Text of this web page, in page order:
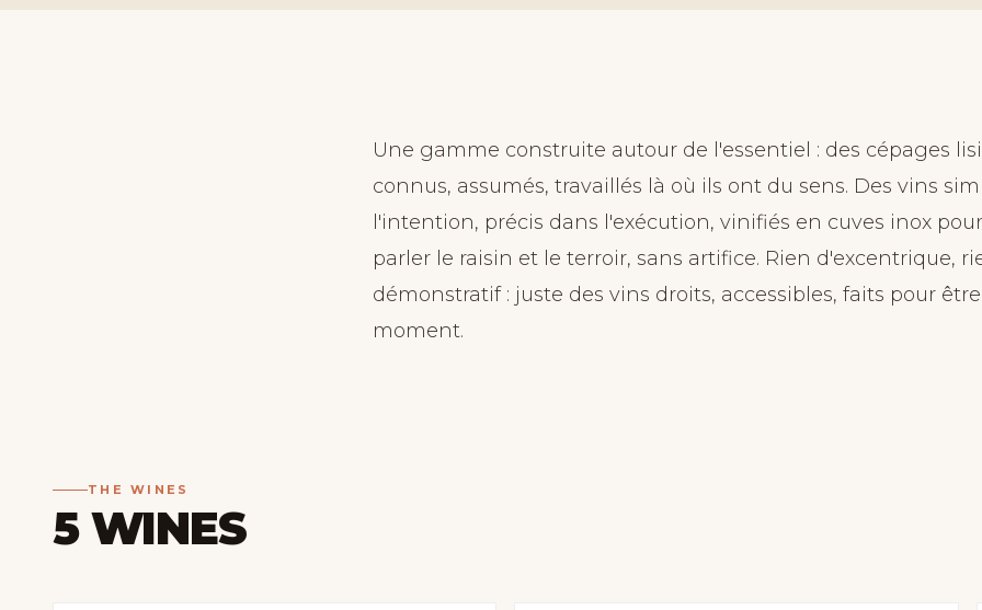
Une gamme construite autour de l'essentiel : des cépages
connus, assumés, travaillés là où ils ont du sens. Des vins
l'intention, précis dans l'exécution, vinifiés en cuves inox
parler le raisin et le terroir, sans artifice. Rien d'excentrique,
démonstratif : juste des vins droits, accessibles, faits pour
moment.
THE WINES
5 WINES